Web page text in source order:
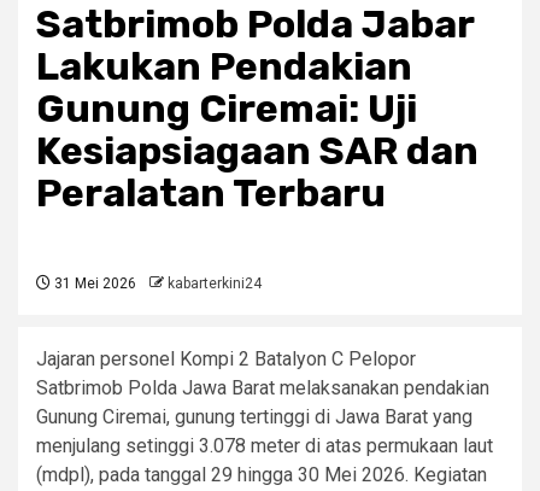
Satbrimob Polda Jabar
Lakukan Pendakian
Gunung Ciremai: Uji
Kesiapsiagaan SAR dan
Peralatan Terbaru
31 Mei 2026 kabarterkini24
Jajaran personel Kompi 2 Batalyon C Pelopor
Satbrimob Polda Jawa Barat melaksanakan pendakian
Gunung Ciremai, gunung tertinggi di Jawa Barat yang
menjulang setinggi 3.078 meter di atas permukaan laut
(mdpl), pada tanggal 29 hingga 30 Mei 2026. Kegiatan